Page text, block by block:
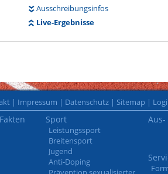
Ausschreibungsinfos
Live-Ergebnisse
| Impressum | Datenschutz | Sitemap |
Sport
Leistungssport
Breitensport
Jugend
Anti-Doping